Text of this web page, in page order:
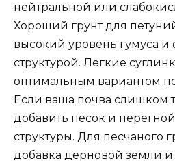
нейтральной или
Хороший грунт для
высокий уровень гумуса и
структурой. Легкие
оптимальным вариантом
Если ваша почва слишком
добавить песок и
структуры. Для песчаного
добавка дерновой земли